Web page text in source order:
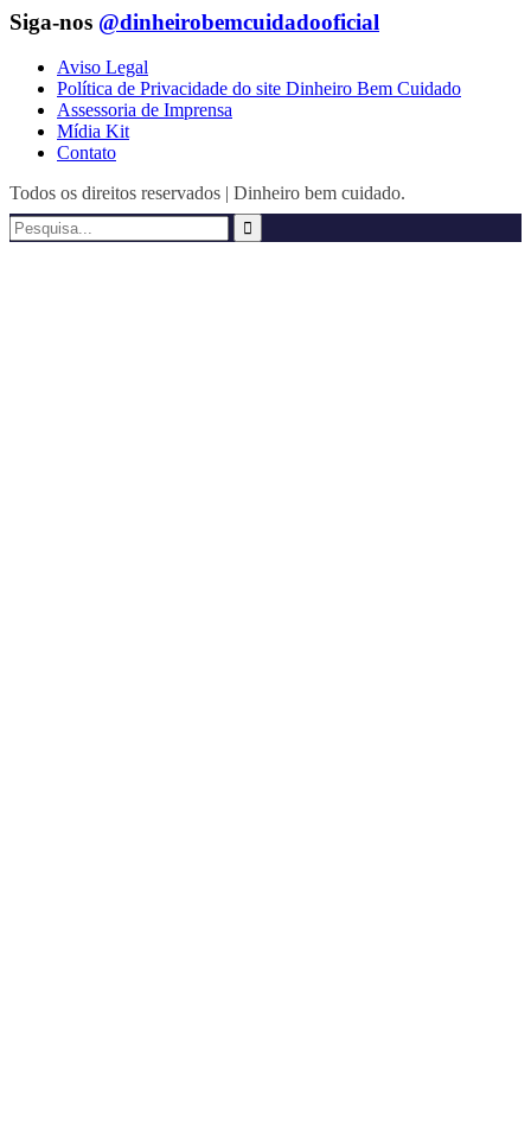
Siga-nos @dinheirobemcuidadooficial
Aviso Legal
Política de Privacidade do site Dinheiro Bem Cuidado
Assessoria de Imprensa
Mídia Kit
Contato
Todos os direitos reservados | Dinheiro bem cuidado.